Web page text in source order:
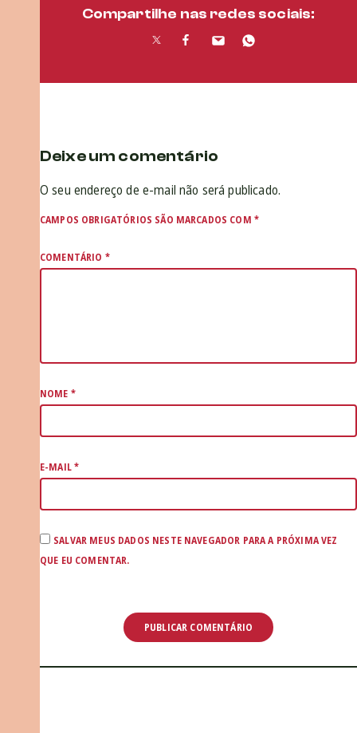
Compartilhe nas redes sociais:
Deixe um comentário
O seu endereço de e-mail não será publicado.
CAMPOS OBRIGATÓRIOS SÃO MARCADOS COM *
COMENTÁRIO *
NOME *
E-MAIL*
SALVAR MEUS DADOS NESTE NAVEGADOR PARA A PRÓXIMA VEZ
QUE EU COMENTAR.